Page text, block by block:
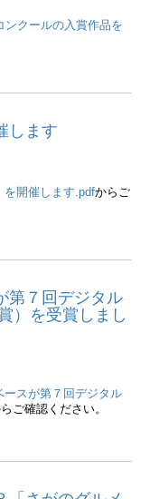
ンクールの入賞作品を
します
を開催します.pdfからご
第７回デジタル
）を受賞しまし
スが第７回デジタル
ご確認ください。